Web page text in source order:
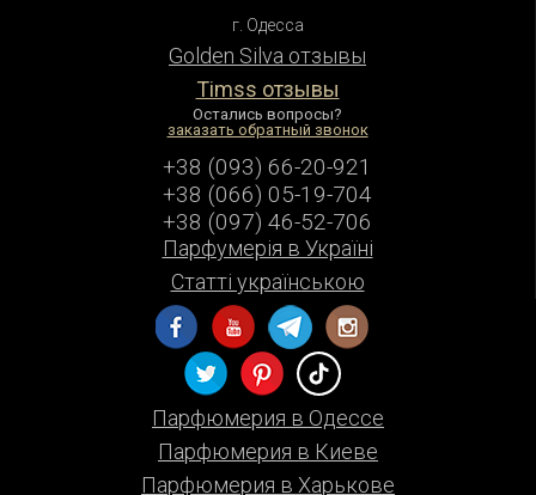
г. Одесса
Golden Silva отзывы
Timss отзывы
Остались вопросы?
заказать обратный звонок
+38 (093) 66-20-921
+38 (066) 05-19-704
+38 (097) 46-52-706
Парфумерiя в Українi
Статті українською
Парфюмерия в Одессе
Парфюмерия в Киеве
Парфюмерия в Харькове